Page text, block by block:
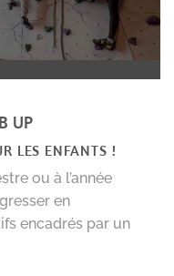
UP
LES ENFANTS !
ou à l’année
en
encadrés par un